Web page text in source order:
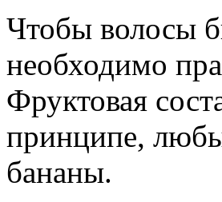
Чтобы волосы
необходимо
Фруктовая
принципе,
бананы.